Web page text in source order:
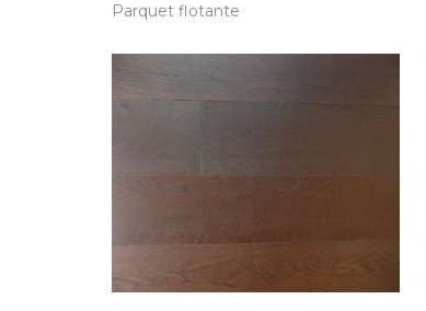
Parquet flotante